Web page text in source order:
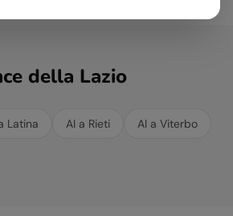
della Lazio
Latina AI a Rieti AI a Viterbo